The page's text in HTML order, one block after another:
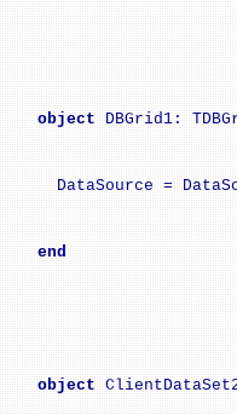
object DBGrid1:
DataSource =
end
object